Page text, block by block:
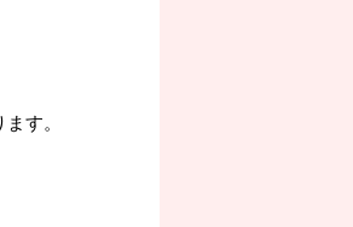
す。